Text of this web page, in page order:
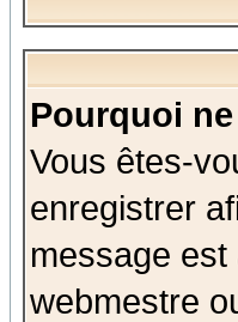
Pourquoi
Vous êtes-
enregistrer
message
webmestre